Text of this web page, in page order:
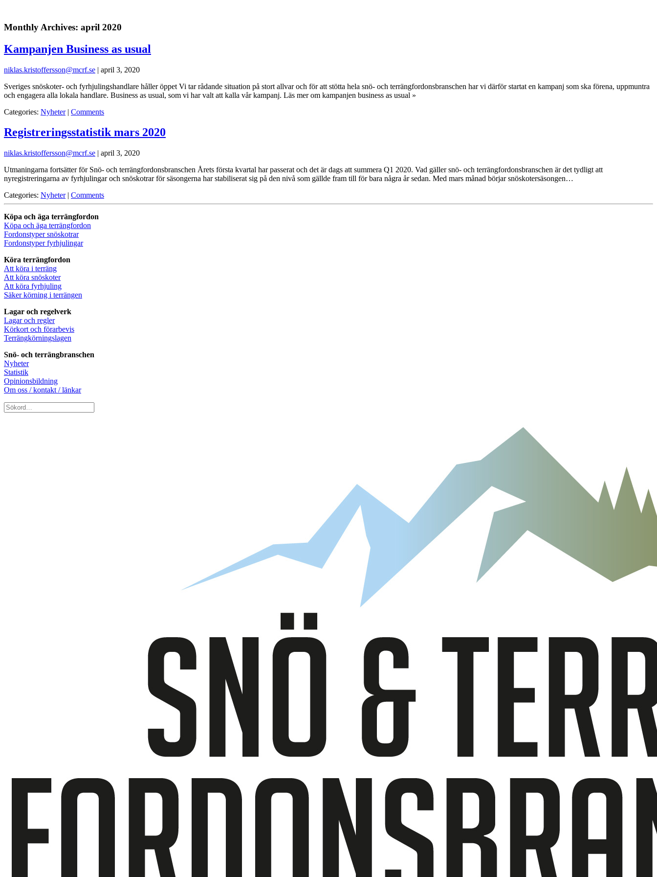
Monthly Archives: april 2020
Kampanjen Business as usual
niklas.kristoffersson@mcrf.se | april 3, 2020
Sveriges snöskoter- och fyrhjulingshandlare håller öppet Vi tar rådande situation på stort allvar och för att stötta hela snö- och terrängfordonsbranschen har vi därför startat en kampanj som ska förena, uppmuntra
och engagera alla lokala handlare. Business as usual, som vi har valt att kalla vår kampanj. Läs mer om kampanjen business as usual »
Categories: Nyheter | Comments
Registreringsstatistik mars 2020
niklas.kristoffersson@mcrf.se | april 3, 2020
Utmaningarna fortsätter för Snö- och terrängfordonsbranschen Årets första kvartal har passerat och det är dags att summera Q1 2020. Vad gäller snö- och terrängfordonsbranschen är det tydligt att
nyregistreringarna av fyrhjulingar och snöskotrar för säsongerna har stabiliserat sig på den nivå som gällde fram till för bara några år sedan. Med mars månad börjar snöskotersäsongen…
Categories: Nyheter | Comments
Köpa och äga terrängfordon
Köpa och äga terrängfordon
Fordonstyper snöskotrar
Fordonstyper fyrhjulingar
Köra terrängfordon
Att köra i terräng
Att köra snöskoter
Att köra fyrhjuling
Säker körning i terrängen
Lagar och regelverk
Lagar och regler
Körkort och förarbevis
Terrängkörningslagen
Snö- och terrängbranschen
Nyheter
Statistik
Opinionsbildning
Om oss / kontakt / länkar